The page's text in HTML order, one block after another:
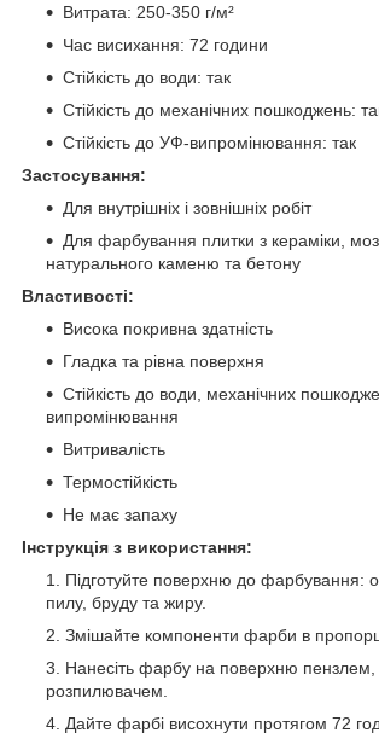
Витрата: 250-350 г/м²
Час висихання: 72 години
Стійкість до води: так
Стійкість до механічних пошкоджень:
Стійкість до УФ-випромінювання: так
Застосування:
Для внутрішніх і зовнішніх робіт
Для фарбування плитки з кераміки,
натурального каменю та бетону
Властивості:
Висока покривна здатність
Гладка та рівна поверхня
Стійкість до води, механічних
випромінювання
Витривалість
Термостійкість
Не має запаху
Інструкція з використання:
Підготуйте поверхню до фарбування:
пилу, бруду та жиру.
Змішайте компоненти фарби в
Нанесіть фарбу на поверхню
розпилювачем.
Дайте фарбі висохнути протягом 72